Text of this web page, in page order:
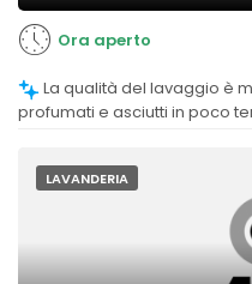
Ora aperto
profumati e asciutti in poco
LAVANDERIA